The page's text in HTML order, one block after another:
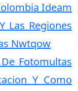
Ideam
Las Regiones
Nwtqow
Fotomultas
Y Como